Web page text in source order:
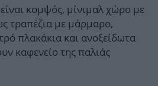
κομψός, μίνιμαλ χώρο με
τραπέζια με μάρμαρο,
πλακάκια και ανοξείδωτα
καφενείο της παλιάς